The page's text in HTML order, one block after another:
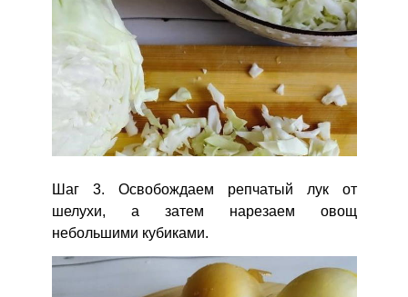
Шаг 3. Освобождаем репчатый лук от
шелухи, а затем нарезаем овощ
небольшими кубиками.